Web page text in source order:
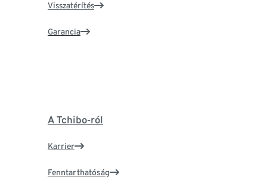
Visszatérítés
Garancia
A Tchibo-ról
Karrier
Fenntarthatóság